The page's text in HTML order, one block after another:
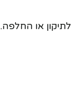
או החלפה.